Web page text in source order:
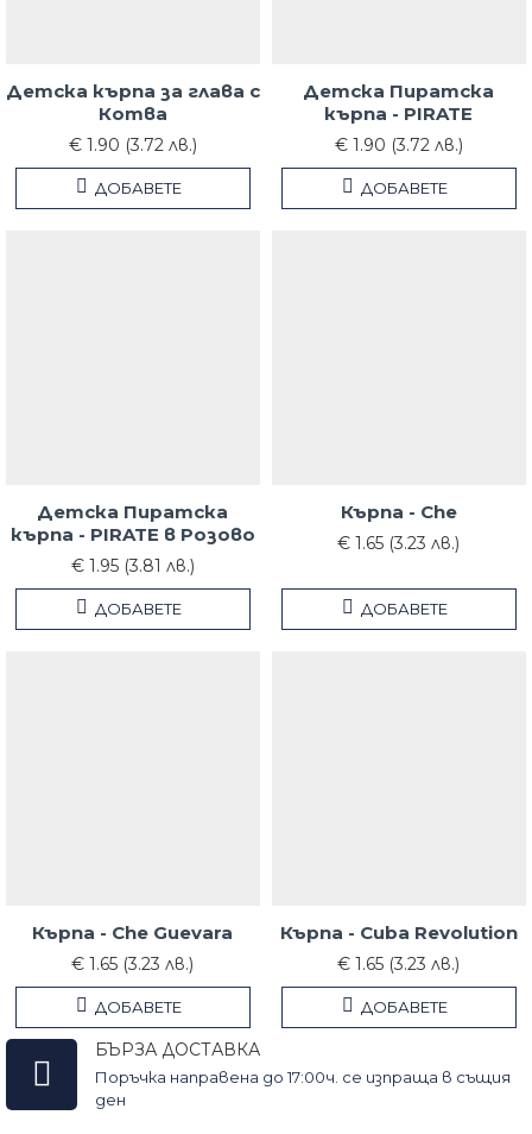
Детска кърпа за глава с
Котва
€ 1.90 (3.72 лв.)
ДОБАВЕТЕ
Детска Пиратска
кърпа - PIRATE
€ 1.90 (3.72 лв.)
ДОБАВЕТЕ
Детска Пиратска
кърпа - PIRATE в Розово
€ 1.95 (3.81 лв.)
ДОБАВЕТЕ
Кърпа - Che
€ 1.65 (3.23 лв.)
ДОБАВЕТЕ
Кърпа - Che Guevara
€ 1.65 (3.23 лв.)
ДОБАВЕТЕ
Кърпа - Cuba Revolution
€ 1.65 (3.23 лв.)
ДОБАВЕТЕ
БЪРЗА ДОСТАВКА
Поръчка направена до 17:00ч. се изпраща в същия
ден